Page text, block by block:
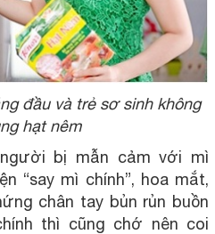
đầu và trẻ sơ sinh không
hạt nêm
bị mẫn cảm với mì
“say mì chính”, hoa mắt,
chân tay bủn rủn buồn
thì cũng chớ nên coi